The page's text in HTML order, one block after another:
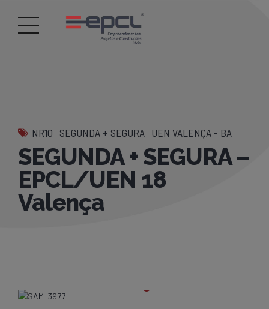
NR10 SEGUNDA + SEGURA UEN VALENÇA - BA
SEGUNDA + SEGURA –
EPCL/UEN 18
Valença